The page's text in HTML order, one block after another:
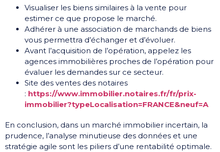
Visualiser les biens similaires à la vente pour
estimer ce que propose le marché.
Adhérer à une association de marchands de biens
vous permettra d’échanger et d’évoluer.
Avant l’acquisition de l’opération, appelez les
agences immobilières proches de l’opération pour
évaluer les demandes sur ce secteur.
Site des ventes des notaires
: https://www.immobilier.notaires.fr/fr/prix-
immobilier?typeLocalisation=FRANCE&neuf=A
En conclusion, dans un marché immobilier incertain, la
prudence, l’analyse minutieuse des données et une
stratégie agile sont les piliers d’une rentabilité optimale.